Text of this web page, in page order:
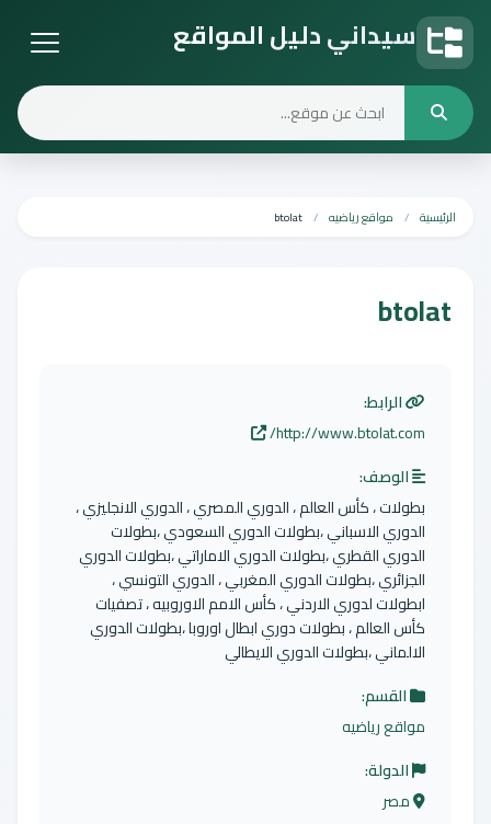
سيداني دليل المواقع
الرئيسية مواقع رياضيه btolat
btolat
الرابط:
http://www.btolat.com/
الوصف:
بطولات ، كأس العالم ، الدوري المصري ، الدوري الانجليزي ،
الدوري الاسباني ،بطولات الدوري السعودي ،بطولات
الدوري القطري ،بطولات الدوري الاماراتي ،بطولات الدوري
الجزائري ،بطولات الدوري المغربي ، الدوري التونسي ،
ابطولات لدوري الاردني ، كأس الامم الاوروبيه ، تصفيات
كأس العالم ، بطولات دوري ابطال اوروبا ،بطولات الدوري
الالماني ،بطولات الدوري الايطالي
القسم:
مواقع رياضيه
الدولة:
مصر